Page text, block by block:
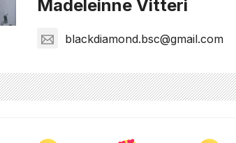
Madeleinne Vitteri
blackdiamond.bsc@gmail.com